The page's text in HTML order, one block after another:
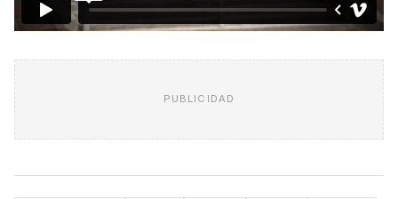
PUBLICIDAD